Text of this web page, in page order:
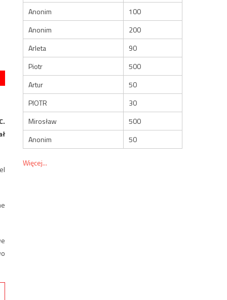
Anonim
100
Anonim
200
Arleta
90
Piotr
500
Artur
50
PIOTR
30
Mirosław
500
Anonim
50
Więcej...